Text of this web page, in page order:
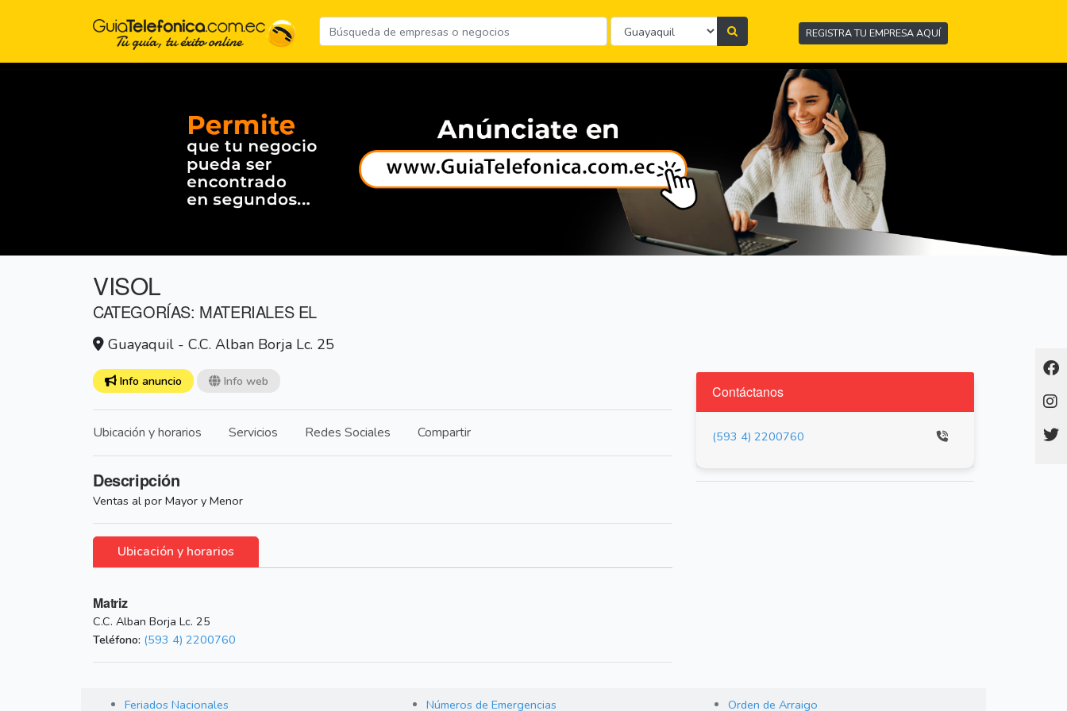
REGISTRA TU EMPRESA AQUÍ
VISOL
CATEGORÍAS: MATERIALES EL
Guayaquil - C.C. Alban Borja Lc. 25
Info anuncio Info web
Ubicación y horarios Servicios Redes Sociales Compartir
Descripción
Ventas al por Mayor y Menor
Ubicación y horarios
Matriz
C.C. Alban Borja Lc. 25
Teléfono: (593 4) 2200760
Contáctanos
(593 4) 2200760
Feriados Nacionales Números de Emergencias Orden de Arraigo